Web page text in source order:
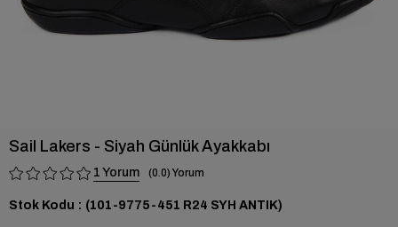
Sail Lakers - Siyah Günlük Ayakkabı
1 0.0
Stok Kodu (101-9775-451 R24 SYH ANTIK)